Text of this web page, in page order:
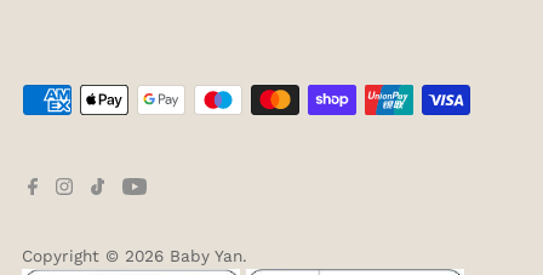
Copyright © 2026 Baby Yan.